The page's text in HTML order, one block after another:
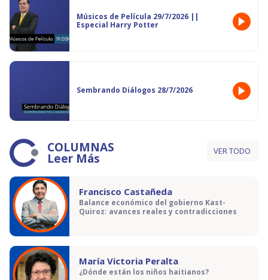
Músicos de Película 29/7/2026 ||
Especial Harry Potter
Sembrando Diálogos 28/7/2026
COLUMNAS
Leer Más VER TODO
Francisco Castañeda
Balance económico del gobierno Kast-
Quiroz: avances reales y contradicciones
María Victoria Peralta
¿Dónde están los niños haitianos?